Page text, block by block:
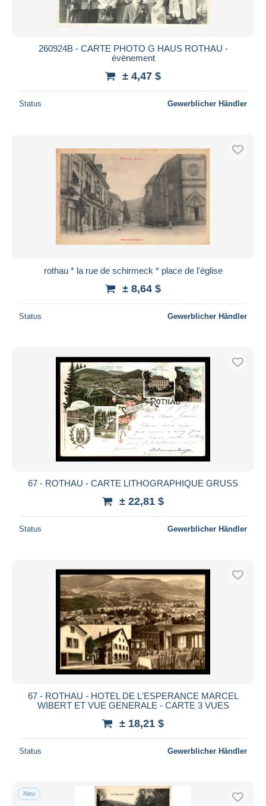
260924B - CARTE PHOTO G HAUS ROTHAU -
évènement
± 4,47 $
Status Gewerblicher Händler
rothau * la rue de schirmeck * place de l'église
± 8,64 $
Status Gewerblicher Händler
67 - ROTHAU - CARTE LITHOGRAPHIQUE GRUSS
± 22,81 $
Status Gewerblicher Händler
67 - ROTHAU - HOTEL DE L'ESPERANCE MARCEL
WIBERT ET VUE GENERALE - CARTE 3 VUES
± 18,21 $
Status Gewerblicher Händler
Neu